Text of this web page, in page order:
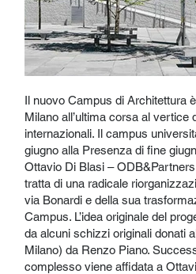
Il nuovo Campus di Architettura
Milano all’ultima corsa al vertice
internazionali. Il campus
giugno alla Presenza di fine
Ottavio Di Blasi –
tratta di una radicale
via Bonardi e della sua
Campus. L’idea originale del
da alcuni schizzi originali donati
Milano) da Renzo Piano.
complesso viene affidata a